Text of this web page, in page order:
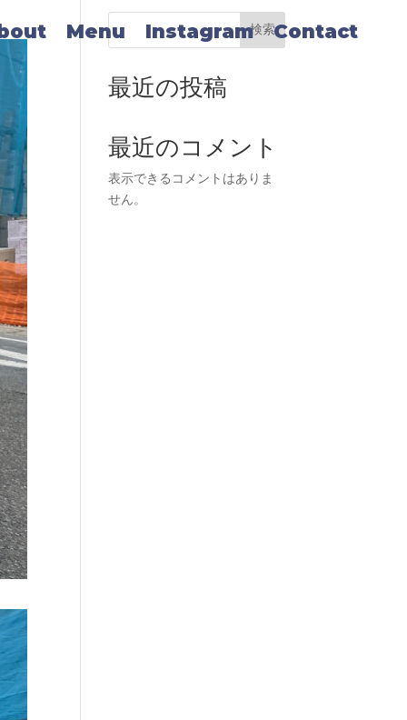
Menu Instagram Contact
検索
最近の投稿
最近のコメント
表示できるコメントはありま
せん。